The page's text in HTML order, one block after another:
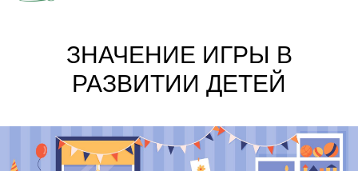
ЗНАЧЕНИЕ ИГРЫ В
РАЗВИТИИ ДЕТЕЙ